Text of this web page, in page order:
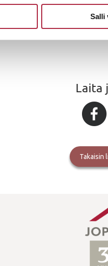
Salli
Laita
takaisin